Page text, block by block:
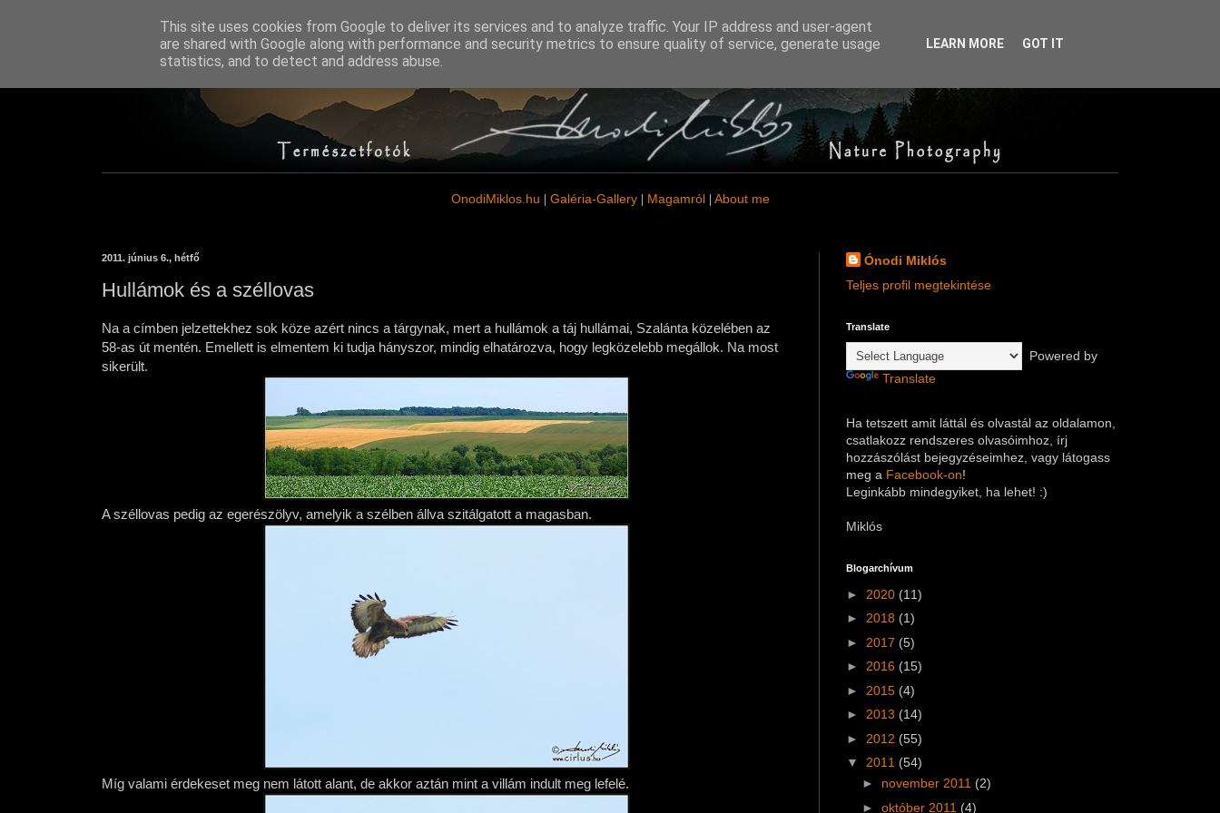
OnodiMiklos.hu Galéria-Gallery Magamról About me
2011. június 6., hétfő
Hullámok és a széllovas
Na a címben jelzettekhez sok köze azért nincs a tárgynak, mert a hullámok a táj hullámai, Szalánta közelében az
58-as út mentén. Emellett is elmentem ki tudja hányszor, mindig elhatározva, hogy legközelebb megállok. Na most
sikerült.
A széllovas pedig az egerészölyv, amelyik a szélben állva szitálgatott a magasban.
Míg valami érdekeset meg nem látott alant, de akkor aztán mint a villám indult meg lefelé.
Ónodi Miklós
Teljes profil megtekintése
Translate
Powered by
Translate
Ha tetszett amit láttál és olvastál az oldalamon,
csatlakozz rendszeres olvasóimhoz, írj
hozzászólást bejegyzéseimhez , vagy látogass
meg a Facebook-on!
Leginkább mindegyiket, ha lehet! :)
Miklós
Blogarchívum
► 2020 (11)
► 2018 (1)
► 2017 (5)
► 2016 (15)
► 2015 (4)
► 2013 (14)
► 2012 (55)
▼ 2011 (54)
► november 2011 (2)
► október 2011 (4)
This site uses cookies from Google to deliver its services and to analyze traffic. Your IP address and user-agent
are shared with Google along with performance and security metrics to ensure quality of service, generate usage
statistics, and to detect and address abuse.
LEARN MORE GOT IT